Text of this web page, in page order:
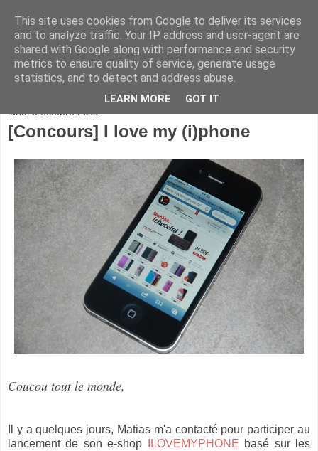
lundi 3 octobre 2011
[Concours] I love my (i)phone
Coucou tout le monde,
Il y a quelques jours, Matias m'a contacté pour participer au
lancement de son e-shop
ILOVEMYPHONE basé sur les
This site uses cookies from Google to deliver its services
and to analyze traffic. Your IP address and user-agent are
shared with Google along with performance and security
metrics to ensure quality of service, generate usage
statistics, and to detect and address abuse.
LEARN MORE GOT IT